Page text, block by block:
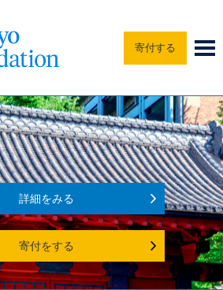
寄付する
詳細をみる
寄付をする